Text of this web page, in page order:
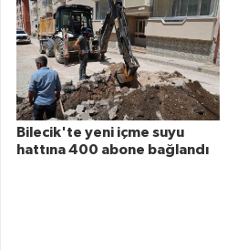
Bilecik'te yeni içme suyu
hattına 400 abone bağlandı